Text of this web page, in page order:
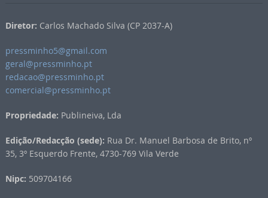
Diretor: Carlos Machado Silva (CP 2037-A)
pressminho5@gmail.com
geral@pressminho.pt
redacao@pressminho.pt
comercial@pressminho.pt
Propriedade: Publineiva, Lda
Edição/Redacção (sede): Rua Dr. Manuel Barbosa de Brito, nº
35, 3º Esquerdo Frente, 4730-769 Vila Verde
Nipc: 509704166